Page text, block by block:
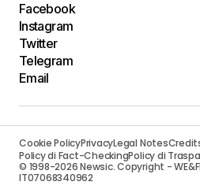
Facebook
Instagram
Twitter
Telegram
Email
Cookie PolicyPrivacyLegal Notes
Policy di Fact-CheckingPolicy di
© 1998-2026 Newsic. Copyright - WE&FI
IT07068340962